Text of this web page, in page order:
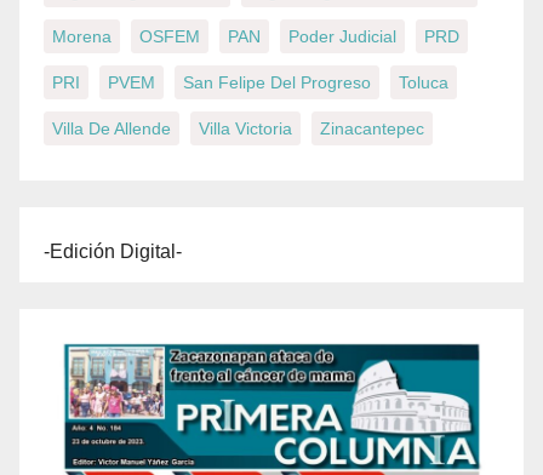
Morena OSFEM PAN Poder Judicial PRD
PRI PVEM San Felipe Del Progreso Toluca
Villa De Allende Villa Victoria Zinacantepec
-Edición Digital-